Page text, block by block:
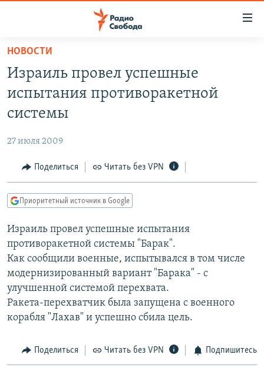
упрощенного
доступа
основному
Вернутся
Вернутся
поиску
ПОДКАСТЫ
АВТОРСКИЕ ПРОЕКТЫ
МНЕНИЯ
КУЛЬТУРА
КАВКАЗ.РЕАЛИИ
СЕВЕР.РЕАЛИИ
СИБИРЬ.РЕАЛИИ
РАСПИСАНИЕ ВЕЩАНИЯ
ПОДПИШИТЕСЬ НА РАССЫЛКУ
НОВОСТИ
Израиль провел успешные
испытания противоракетной
системы
27 июля 2009
Поделиться Читать без VPN
Приоритетный источник в Google
Израиль провел успешные испытания
противоракетной системы "Барак".
Как сообщили военные, испытывался в том числе
модернизированный вариант "Барака" - с
улучшенной системой перехвата.
Ракета-перехватчик была запущена с военного
корабля "Лахав" и успешно сбила цель.
Поделиться Читать без VPN Подпишитесь